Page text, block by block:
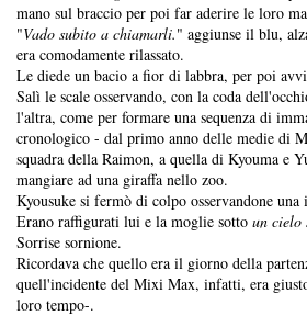
mano sul braccio per poi far aderire le loro
"Vado subito a chiamarli." aggiunse il blu,
era comodamente rilassato.
Le diede un bacio a fior di labbra, per poi
Salì le scale osservando, con la coda
l'altra, come per formare una sequenza di
cronologico - dal primo anno delle medie di
squadra della Raimon, a quella di Kyouma e
mangiare ad una giraffa nello zoo.
Kyousuke si fermò di colpo osservandone
Erano raffigurati lui e la moglie sotto un cielo
Sorrise sornione.
Ricordava che quello era il giorno della
quell'incidente del Mixi Max, infatti, era
loro tempo-.